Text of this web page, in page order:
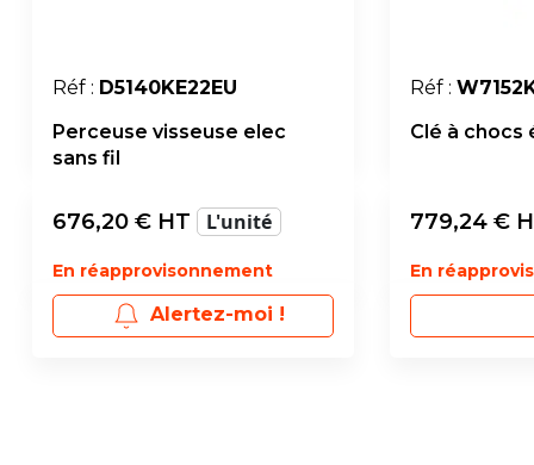
Réf : D5140KE22EU
Perceuse visseuse elec
sans fil
676,20 € HT L'unité
En réapprovisonnement
Alertez-moi !
Réf :
Clé à chocs
779,24 €
En